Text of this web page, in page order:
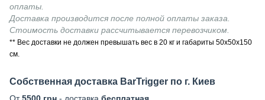
оплаты.
Доставка производится после полной оплаты заказа.
Стоимость доставки рассчитывается перевозчиком.
** Вес доставки не должен превышать вес в 20 кг и габариты 50х50х150
см.
Собственная доставка BarTrigger по г. Киев